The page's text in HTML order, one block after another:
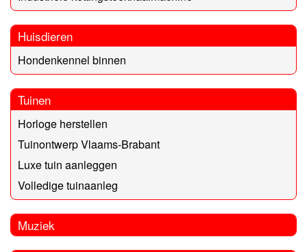
Huisdieren
Hondenkennel binnen
Tuinen
Horloge herstellen
Tuinontwerp Vlaams-Brabant
Luxe tuin aanleggen
Volledige tuinaanleg
Muziek